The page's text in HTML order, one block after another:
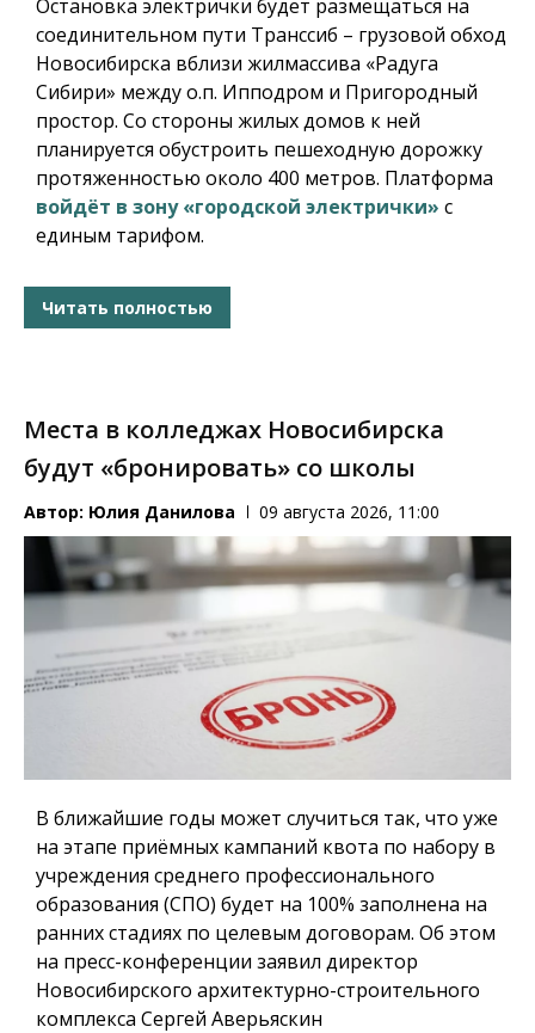
Остановка электрички будет размещаться на
соединительном пути Транссиб – грузовой обход
Новосибирска вблизи жилмассива «Радуга
Сибири» между о.п. Ипподром и Пригородный
простор. Со стороны жилых домов к ней
планируется обустроить пешеходную дорожку
протяженностью около 400 метров. Платформа
войдёт в зону «городской электрички» с
единым тарифом.
Читать полностью
Места в колледжах Новосибирска
будут «бронировать» со школы
Автор: Юлия Данилова 09 августа 2026, 11:00
В ближайшие годы может случиться так, что уже
на этапе приёмных кампаний квота по набору в
учреждения среднего профессионального
образования (СПО) будет на 100% заполнена на
ранних стадиях по целевым договорам. Об этом
на пресс-конференции заявил директор
Новосибирского архитектурно-строительного
комплекса Сергей Аверьяскин